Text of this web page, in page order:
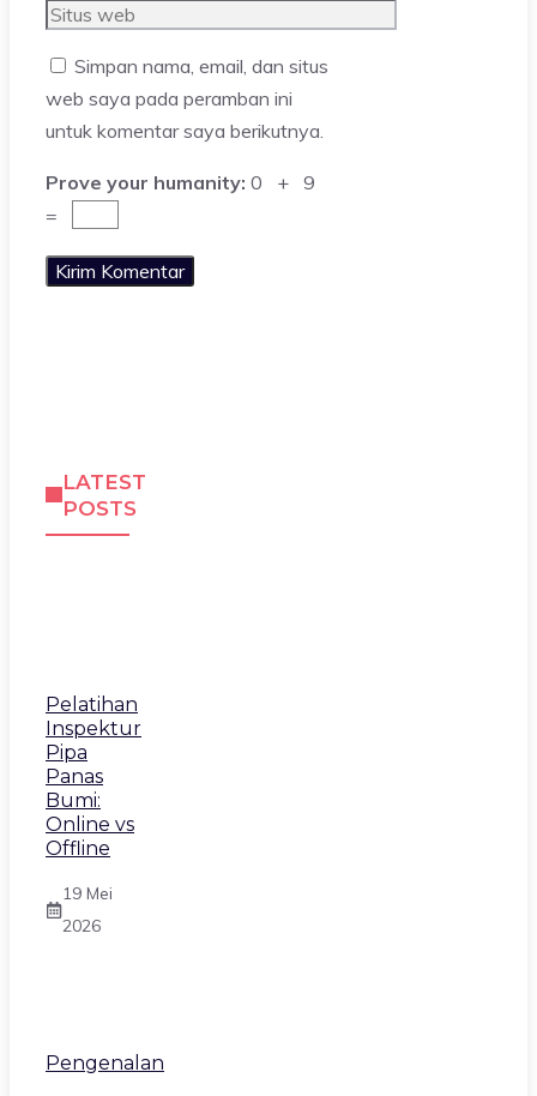
Simpan nama, email, dan situs
web saya pada peramban ini
untuk komentar saya berikutnya.
Prove your humanity: 0 + 9
=
LATEST
POSTS
Pelatihan
Inspektur
Pipa
Panas
Bumi:
Online vs
Offline
19 Mei
2026
Pengenalan